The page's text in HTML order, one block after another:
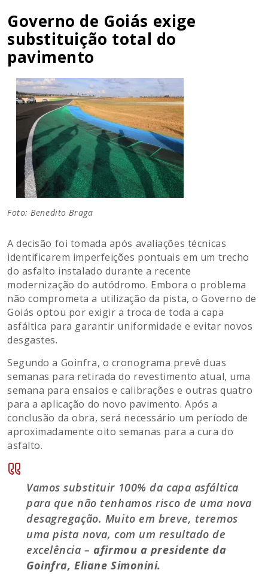
Governo de Goiás exige
substituição total do
pavimento
Foto: Benedito Braga
A decisão foi tomada após avaliações técnicas
identificarem imperfeições pontuais em um trecho
do asfalto instalado durante a recente
modernização do autódromo. Embora o problema
não comprometa a utilização da pista, o Governo de
Goiás optou por exigir a troca de toda a capa
asfáltica para garantir uniformidade e evitar novos
desgastes.
Segundo a Goinfra, o cronograma prevê duas
semanas para retirada do revestimento atual, uma
semana para ensaios e calibrações e outras quatro
para a aplicação do novo pavimento. Após a
conclusão da obra, será necessário um período de
aproximadamente oito semanas para a cura do
asfalto.
Vamos substituir 100% da capa asfáltica
para que não tenhamos risco de uma nova
desagregação. Muito em breve, teremos
uma pista nova, com um resultado de
excelência –afirmou a presidente da
Goinfra, Eliane Simonini.